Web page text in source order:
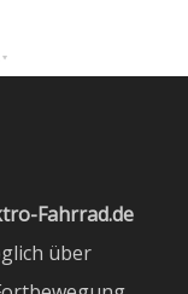
Fahrrad.de
über